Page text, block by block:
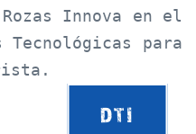
Innova en el
Tecnológicas para
DTI